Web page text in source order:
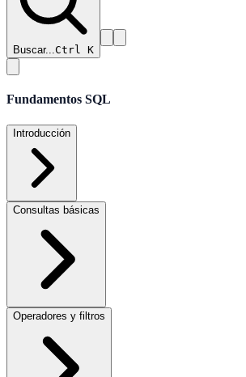
Buscar...Ctrl K
Fundamentos SQL
Introducción
Consultas básicas
Operadores y filtros